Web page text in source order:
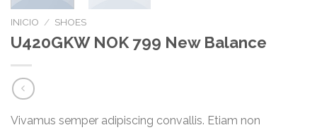
INICIO / SHOES
U420GKW NOK 799 New Balance
Vivamus semper adipiscing convallis. Etiam non